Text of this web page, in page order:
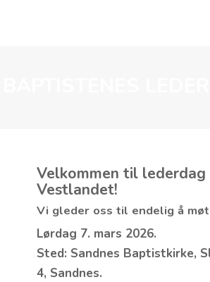
TALER
GI EN GAVE
LILAND LEIRSTED
MIN SIDE
Velkommen til
Vestlandet!
Vi gleder oss til endelig å
Lørdag 7. mars 2026.
Sted: Sandnes Baptistkirke,
4, Sandnes.